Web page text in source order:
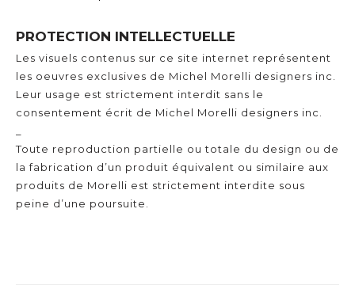
PROTECTION INTELLECTUELLE
Les visuels contenus sur ce site internet représentent
les oeuvres exclusives de Michel Morelli designers inc.
Leur usage est strictement interdit sans le
consentement écrit de Michel Morelli designers inc.
Toute reproduction partielle ou totale du design ou de
la fabrication d’un produit équivalent ou similaire aux
produits de Morelli est strictement interdite sous
peine d’une poursuite.